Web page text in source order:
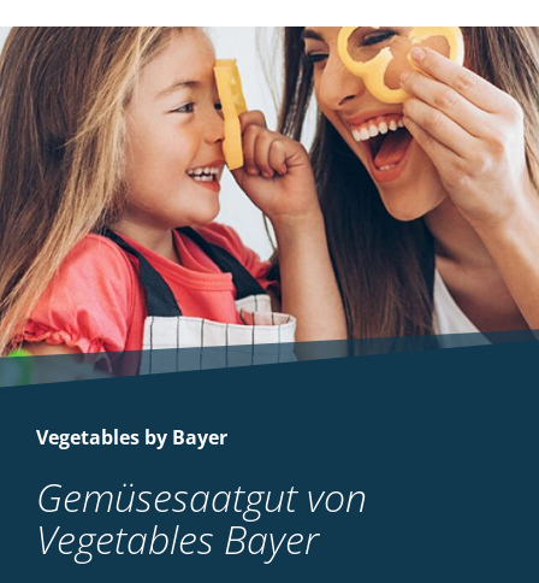
Vegetables by Bayer
Gemüsesaatgut von
Vegetables Bayer